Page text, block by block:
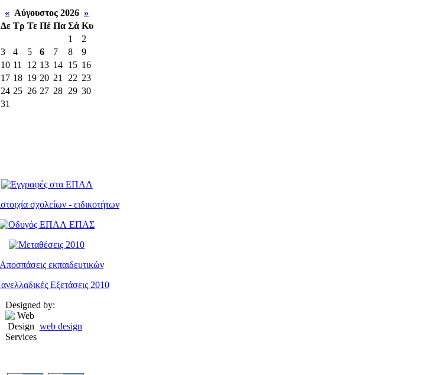
« Αύγουστος 2026 »
Δε Τρ Τε Πέ Πα Σά Κυ
1
2
3
4 5 6 7 8
9
10 11 12 13 14 15 16
17 18 19 20 21 22 23
24 25 26 27 28 29 30
31
Designed by:
web design